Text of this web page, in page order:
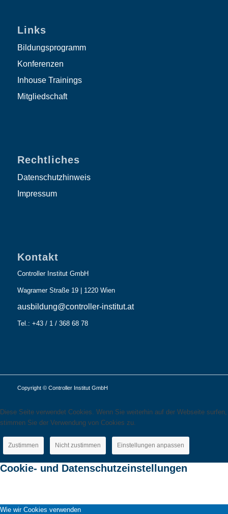
Links
Bildungsprogramm
Konferenzen
Inhouse Trainings
Mitgliedschaft
Rechtliches
Datenschutzhinweis
Impressum
Kontakt
Controller Institut GmbH
Wagramer Straße 19 | 1220 Wien
ausbildung@controller-institut.at
Tel.: +43 / 1 / 368 68 78
Copyright © Controller Institut GmbH
Diese Seite verwendet Cookies. Wenn Sie weiterhin auf der Webseite surfen,
stimmen Sie der Verwendung von Cookies zu.
Zustimmen Nicht zustimmen Einstellungen anpassen
Cookie- und Datenschutzeinstellungen
Wie wir Cookies verwenden